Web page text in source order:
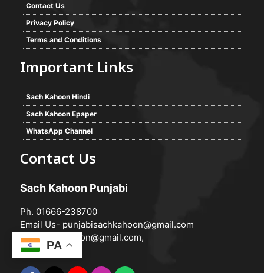
Contact Us
Privacy Policy
Terms and Conditions
Important Links
Sach Kahoon Hindi
Sach Kahoon Epaper
WhatsApp Channel
Contact Us
Sach Kahoon Punjabi
Ph. 01666-238700
Email Us- punjabisachkahoon@gmail.com
hindisachkahoon@gmail.com,
PA